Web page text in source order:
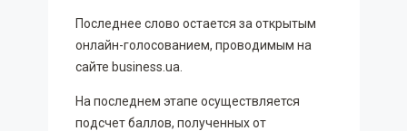
Последнее слово остается за открытым
онлайн-голосованием, проводимым на
сайте business.ua.
На последнем этапе осуществляется
подсчет баллов, полученных от